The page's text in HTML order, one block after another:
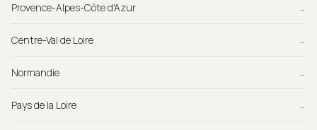
Provence-Alpes-Côte d'Azur →
Centre-Val de Loire →
Normandie →
Pays de la Loire →